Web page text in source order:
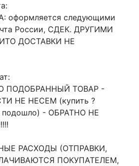
оформляется следующими
России, СДЕК. ДРУГИМИ
ДОСТАВКИ НЕ
ПОДОБРАННЫЙ ТОВАР -
НЕ НЕСЕМ (купить ?
подошло) - ОБРАТНО НЕ
РАСХОДЫ (ОТПРАВКИ,
ПОКУПАТЕЛЕМ,